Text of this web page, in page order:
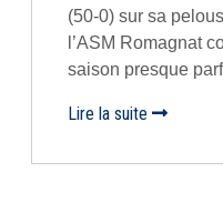
(50-0) sur sa
l’ASM Romagnat
saison presque
Lire la suite